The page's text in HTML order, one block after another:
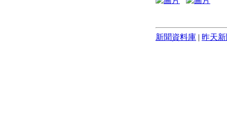
新聞資料庫 | 昨天